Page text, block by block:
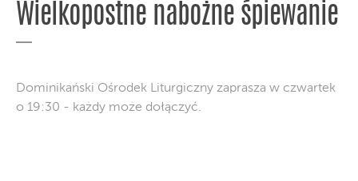
Wielkopostne nabożne śpiewanie
Dominikański Ośrodek Liturgiczny zaprasza w czwartek
o 19:30 - każdy może dołączyć.